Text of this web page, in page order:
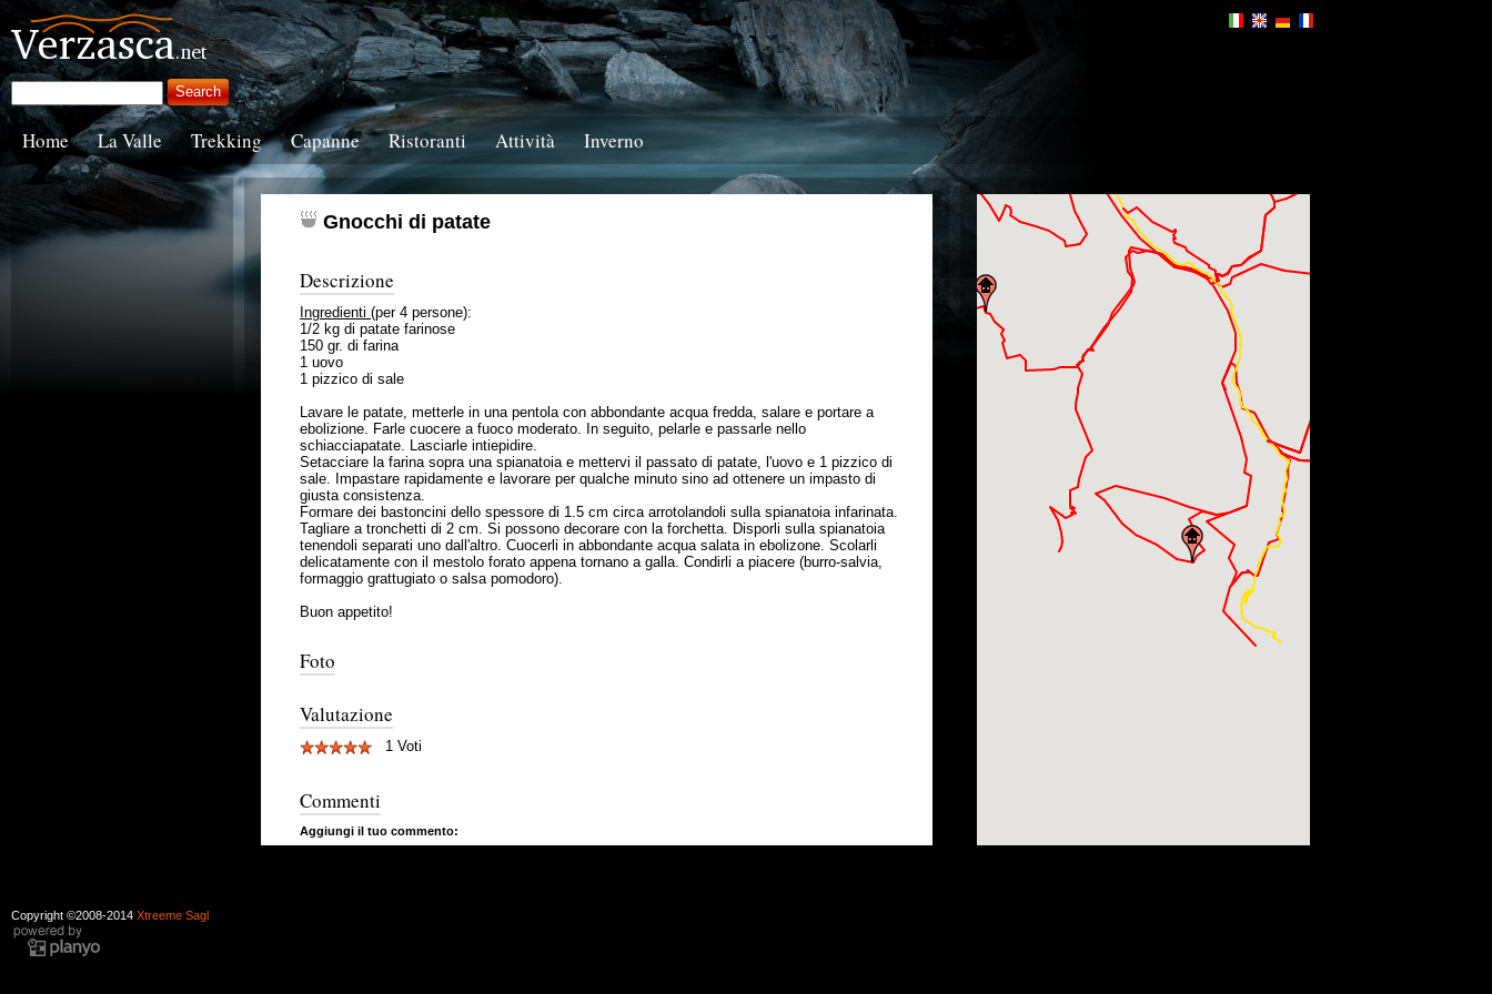
Home La Valle Trekking Capanne Ristoranti Attività Inverno
Gnocchi di patate
Descrizione
Ingredienti (per 4 persone):
1/2 kg di patate farinose
150 gr. di farina
1 uovo
1 pizzico di sale
Lavare le patate, metterle in una pentola con abbondante acqua fredda, salare e portare a
ebolizione. Farle cuocere a fuoco moderato. In seguito, pelarle e passarle nello
schiacciapatate. Lasciarle intiepidire.
Setacciare la farina sopra una spianatoia e mettervi il passato di patate, l'uovo e 1 pizzico di
sale. Impastare rapidamente e lavorare per qualche minuto sino ad ottenere un impasto di
giusta consistenza.
Formare dei bastoncini dello spessore di 1.5 cm circa arrotolandoli sulla spianatoia infarinata.
Tagliare a tronchetti di 2 cm. Si possono decorare con la forchetta. Disporli sulla spianatoia
tenendoli separati uno dall'altro. Cuocerli in abbondante acqua salata in ebolizone. Scolarli
delicatamente con il mestolo forato appena tornano a galla. Condirli a piacere (burro-salvia,
formaggio grattugiato o salsa pomodoro).
Buon appetito!
Foto
Valutazione
1 Voti
Commenti
Aggiungi il tuo commento:
Copyright ©2008-2014 Xtreeme Sagl